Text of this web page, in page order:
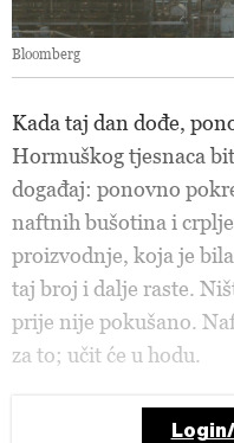
Bloomberg
Kada taj dan dođe,
Hormuškog tjesnaca
događaj: ponovno
naftnih bušotina i
proizvodnje, koja je
taj broj i dalje raste.
prije nije pokušano.
za to; učit će u hodu.